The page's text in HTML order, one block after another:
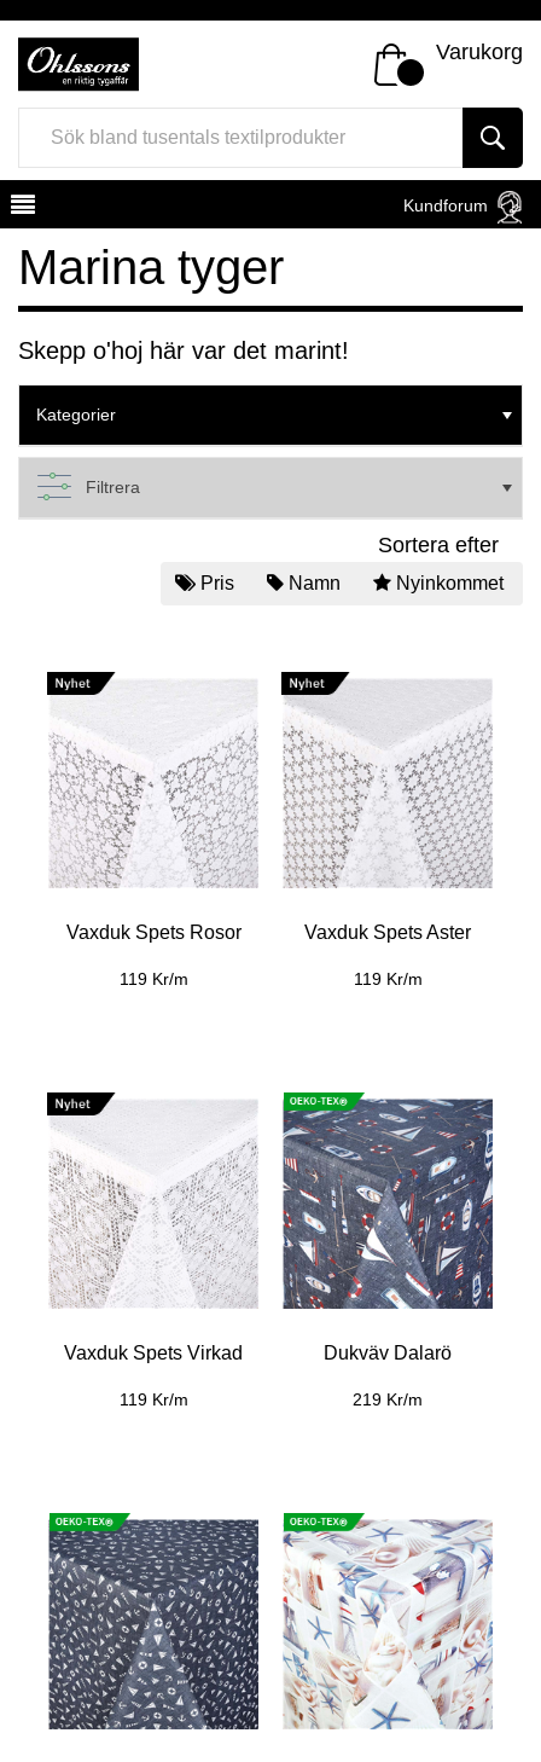
Varukorg
Kundforum
Register Sign In
Marina tyger
Skepp o'hoj här var det marint!
Kategorier
Filtrera
Sortera efter
Pris Namn Nyinkommet
Vaxduk Spets Rosor
119 Kr/m
Vaxduk Spets Aster
119 Kr/m
Vaxduk Spets Virkad
119 Kr/m
Dukväv Dalarö
219 Kr/m